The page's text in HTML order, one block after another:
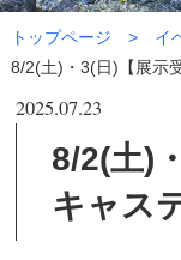
トップページ
イ
8/2(土)・3(日)【展示
2025.07.23
8/2(土)
キャス